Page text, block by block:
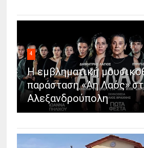
4
Η εμβληματική
παράσταση «Άη Λαός»
Αλεξανδρούπολη